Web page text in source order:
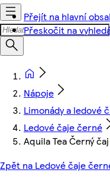
Přejít na hlavní
Přeskočit na
Nápoje
Limonády a ledové
Ledové čaje černé
Aquila Tea Černý
Zpět na Ledové čaje